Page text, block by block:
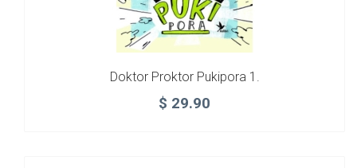
Doktor Proktor Pukipora 1.
$ 29.90